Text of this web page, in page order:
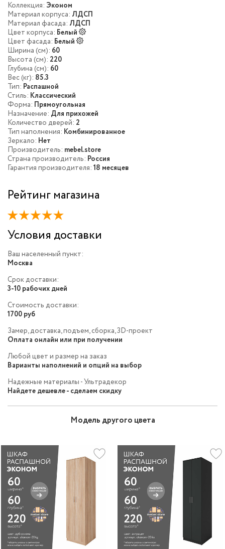
Коллекция: Эконом
Материал корпуса: ЛДСП
Материал фасада: ЛДСП
Цвет корпуса: Белый
Цвет фасада: Белый
Ширина (см): 60
Высота (см): 220
Глубина (см): 60
Вес (кг): 85.3
Тип: Распашной
Стиль: Классический
Форма: Прямоугольная
Назначение: Для прихожей
Количество дверей: 2
Тип наполнения: Комбинированное
Зеркало: Нет
Производитель: mebel.store
Страна производитель: Россия
Гарантия производителя: 18 месяцев
Рейтинг магазина
Условия доставки
Ваш населенный пункт:
Москва
Срок доставки:
3-10 рабочих дней
Стоимость доставки:
1700 руб
Замер, доставка, подъем, сборка, 3D-проект
Оплата онлайн или при получении
Любой цвет и размер на заказ
Варианты наполнений и опций на выбор
Надежные материалы - Ультрадекор
Найдете дешевле - сделаем скидку
Модель другого цвета